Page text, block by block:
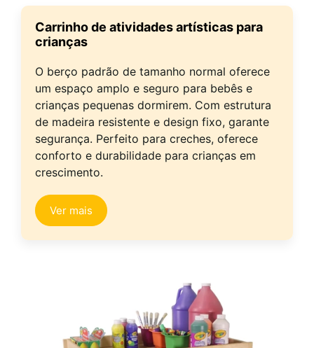
Carrinho de atividades artísticas para
crianças
O berço padrão de tamanho normal oferece
um espaço amplo e seguro para bebês e
crianças pequenas dormirem. Com estrutura
de madeira resistente e design fixo, garante
segurança. Perfeito para creches, oferece
conforto e durabilidade para crianças em
crescimento.
Ver mais